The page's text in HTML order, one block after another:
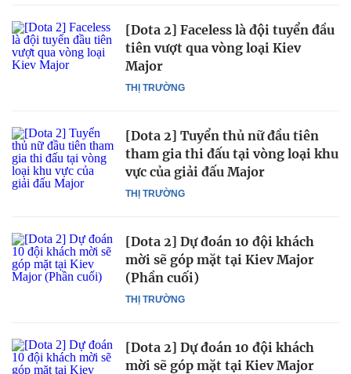
THỊ TRƯỜNG
[Dota 2] Faceless là đội tuyển đầu
tiên vượt qua vòng loại Kiev
Major
THỊ TRƯỜNG
[Dota 2] Tuyển thủ nữ đầu tiên
tham gia thi đấu tại vòng loại khu
vực của giải đấu Major
THỊ TRƯỜNG
[Dota 2] Dự đoán 10 đội khách
mời sẽ góp mặt tại Kiev Major
(Phần cuối)
[Dota 2] Dự đoán 10 đội khách
mời sẽ góp mặt tại Kiev Major